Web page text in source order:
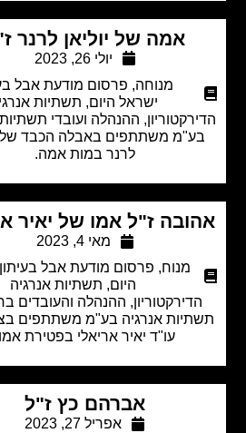
אמה של יוליאן לרנר ז"ל
מנוחה
פרסום מודעת אבל בעיתון
ישראל היום,תשתיות אנרגיה
ההנהלה ועובדי תשתיות אנרגיה
משתתפים באבלה הכבד של יוליאן
לרנר במות אמה.
ז"ל אמו של יאיר אריאלי
מאי 4, 2023
מנוח,
פרסום מודעת אבל בעיתון ישראל
תשתיות אנרגיה
ההנהלה והעובדים בחברת
אנרגיה בע"מ משתתפים בצערו של
עו"ד יאיר אריאלי בפטירת אמו.
אברהם כץ ז"ל
אפריל 27, 2023